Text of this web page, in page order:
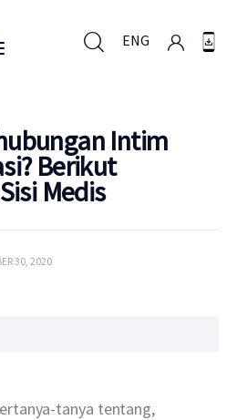
ENG
ENG
Intim
Berikut
Medis
30, 2020
tanya tentang,